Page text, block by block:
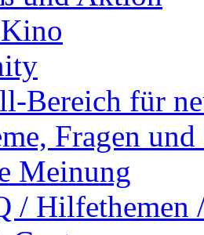
Bereich für
Fragen
Meinung
/ Hilfethemen